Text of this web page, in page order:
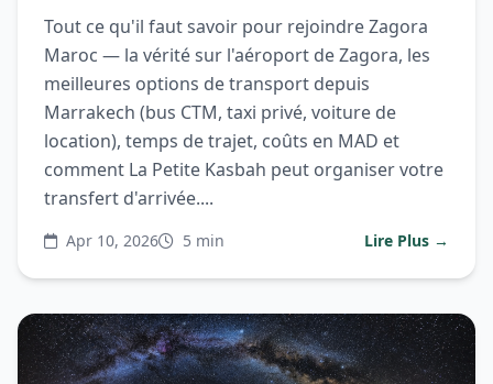
Tout ce qu'il faut savoir pour rejoindre Zagora
Maroc — la vérité sur l'aéroport de Zagora, les
meilleures options de transport depuis
Marrakech (bus CTM, taxi privé, voiture de
location), temps de trajet, coûts en MAD et
comment La Petite Kasbah peut organiser votre
transfert d'arrivée....
Apr 10, 2026 5 min Lire Plus →